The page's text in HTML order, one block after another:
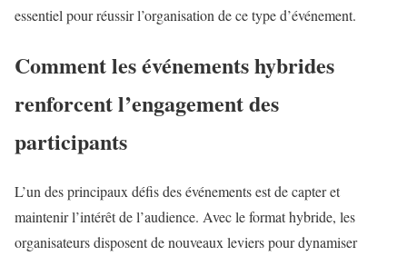
essentiel pour réussir l’organisation de ce type d’événement.
Comment les événements hybrides
renforcent l’engagement des
participants
L’un des principaux défis des événements est de capter et
maintenir l’intérêt de l’audience. Avec le format hybride, les
organisateurs disposent de nouveaux leviers pour dynamiser